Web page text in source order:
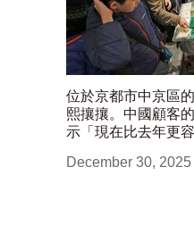
位於京都市中京區
熙攘攘。中國顧客
示「現在比去年更
December 30, 2025